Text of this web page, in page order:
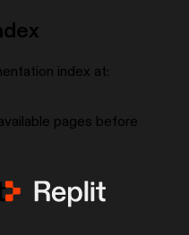
index at:
pages before